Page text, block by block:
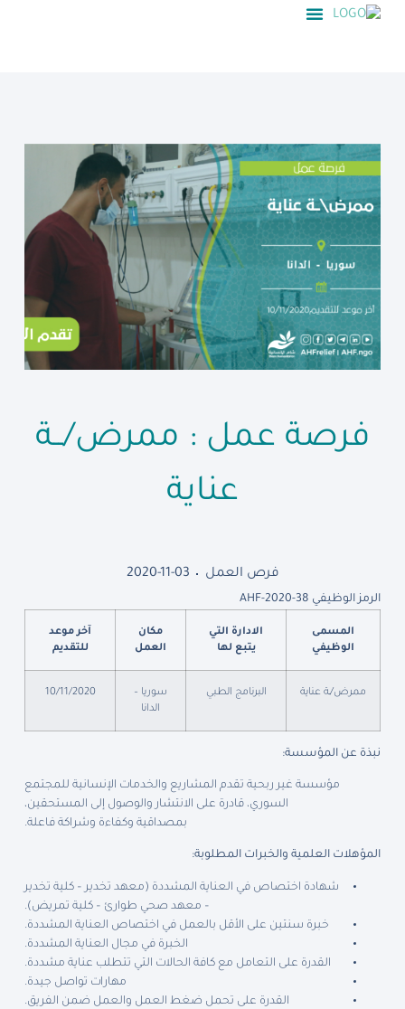
فرصة عمل : ممرض/ــة
عناية
فرص العمل 2020-11-03
الرمز الوظيفي AHF-2020-38
المسمى
الوظيفي
الادارة التي
يتبع لها
مكان
العمل
آخر موعد
للتقديم
ممرض/ـة عناية البرنامج الطبي
سوريا –
الدانا
10/11/2020
نبذة عن المؤسسة:
مؤسسة غير ربحية تقدم المشاريع والخدمات الإنسانية للمجتمع
السوري، قادرة على الانتشار والوصول إلى المستحقين،
بمصداقية وكفاءة وشراكة فاعلة.
المؤهلات العلمية والخبرات المطلوبة:
شهادة اختصاص في العناية المشددة (معهد تخدير – كلية تخدير
– معهد صحي طوارئ – كلية تمريض).
خبرة سنتين على الأقل بالعمل في اختصاص العناية المشددة.
الخبرة في مجال العناية المشددة.
القدرة على التعامل مع كافة الحالات التي تتطلب عناية مشددة.
مهارات تواصل جيدة.
القدرة على تحمل ضغط العمل والعمل ضمن الفريق.